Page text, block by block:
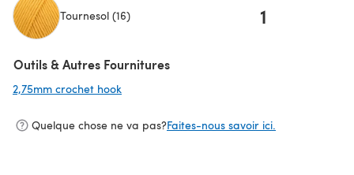
Tournesol (16) 1
Outils & Autres Fournitures
2,75mm crochet hook
Quelque chose ne va pas?Faites-nous savoir ici.